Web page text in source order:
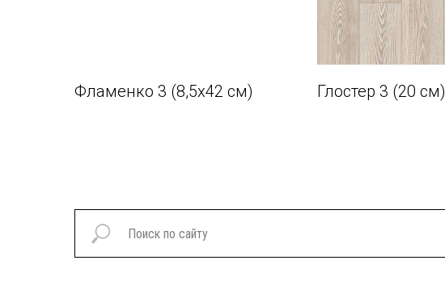
Фламенко 3 (8,5х42 см) Глостер 3 (20 см)